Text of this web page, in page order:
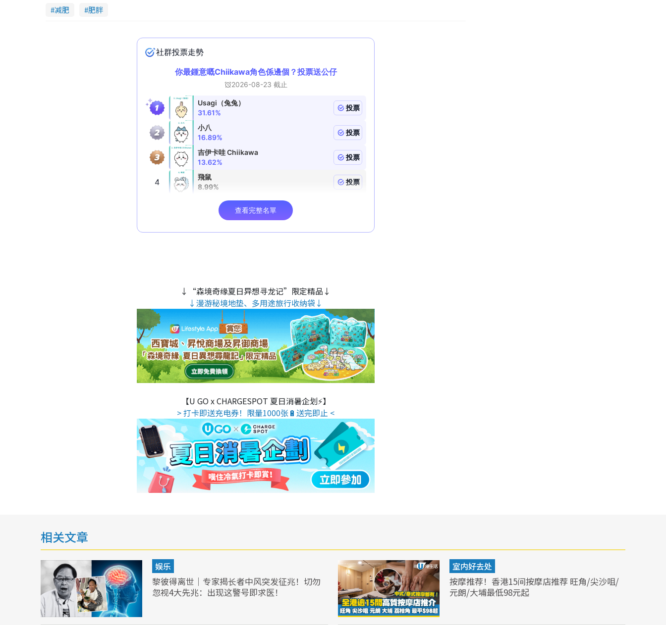
减肥 肥胖
↓“森境奇缘夏日异想寻龙记”限定精品↓
↓漫游秘境地垫、多用途旅行收纳袋↓
【U GO x CHARGESPOT 夏日消暑企划⚡】
> 打卡即送充电券！限量1000张🔋送完即止 <
相关文章
娱乐
黎彼得离世｜专家揭长者中风突发征兆！切勿
忽视4大先兆：出现这警号即求医！
室内好去处
按摩推荐！香港15间按摩店推荐 旺角/尖沙咀/
元朗/大埔最低98元起